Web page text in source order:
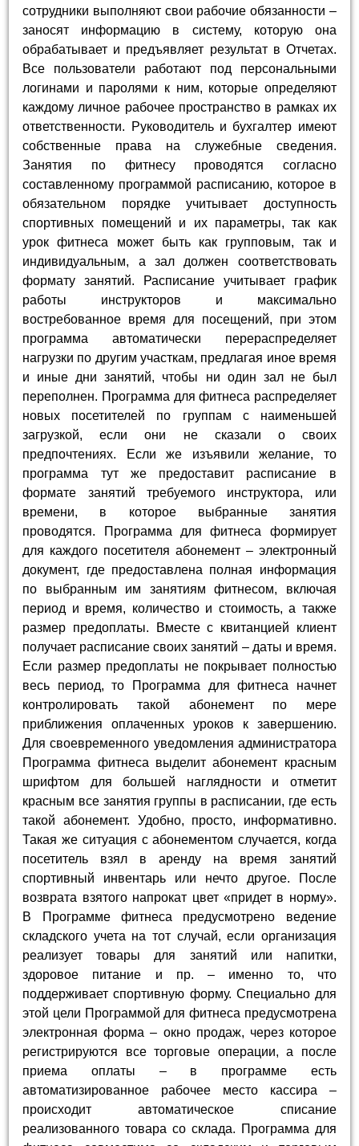
сотрудники выполняют свои рабочие обязанности –
заносят информацию в систему, которую она
обрабатывает и предъявляет результат в Отчетах.
Все пользователи работают под персональными
логинами и паролями к ним, которые определяют
каждому личное рабочее пространство в рамках их
ответственности. Руководитель и бухгалтер имеют
собственные права на служебные сведения.
Занятия по фитнесу проводятся согласно
составленному программой расписанию, которое в
обязательном порядке учитывает доступность
спортивных помещений и их параметры, так как
урок фитнеса может быть как групповым, так и
индивидуальным, а зал должен соответствовать
формату занятий. Расписание учитывает график
работы инструкторов и максимально
востребованное время для посещений, при этом
программа автоматически перераспределяет
нагрузки по другим участкам, предлагая иное время
и иные дни занятий, чтобы ни один зал не был
переполнен. Программа для фитнеса распределяет
новых посетителей по группам с наименьшей
загрузкой, если они не сказали о своих
предпочтениях. Если же изъявили желание, то
программа тут же предоставит расписание в
формате занятий требуемого инструктора, или
времени, в которое выбранные занятия
проводятся. Программа для фитнеса формирует
для каждого посетителя абонемент – электронный
документ, где предоставлена полная информация
по выбранным им занятиям фитнесом, включая
период и время, количество и стоимость, а также
размер предоплаты. Вместе с квитанцией клиент
получает расписание своих занятий – даты и время.
Если размер предоплаты не покрывает полностью
весь период, то Программа для фитнеса начнет
контролировать такой абонемент по мере
приближения оплаченных уроков к завершению.
Для своевременного уведомления администратора
Программа фитнеса выделит абонемент красным
шрифтом для большей наглядности и отметит
красным все занятия группы в расписании, где есть
такой абонемент. Удобно, просто, информативно.
Такая же ситуация с абонементом случается, когда
посетитель взял в аренду на время занятий
спортивный инвентарь или нечто другое. После
возврата взятого напрокат цвет «придет в норму».
В Программе фитнеса предусмотрено ведение
складского учета на тот случай, если организация
реализует товары для занятий или напитки,
здоровое питание и пр. – именно то, что
поддерживает спортивную форму. Специально для
этой цели Программой для фитнеса предусмотрена
электронная форма – окно продаж, через которое
регистрируются все торговые операции, а после
приема оплаты – в программе есть
автоматизированное рабочее место кассира –
происходит автоматическое списание
реализованного товара со склада. Программа для